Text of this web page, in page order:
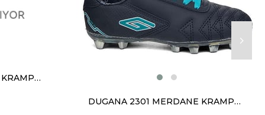
DUGANA 2301 MERDANE KRAMPON SİYAH SİYAH TURUNCU
DUGANA 2301 MERDANE KRAMPON SİYAH SİYAH P.YEŞİL